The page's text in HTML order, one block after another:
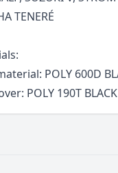
TENERÉ
POLY 600D
POLY 190T BLACK